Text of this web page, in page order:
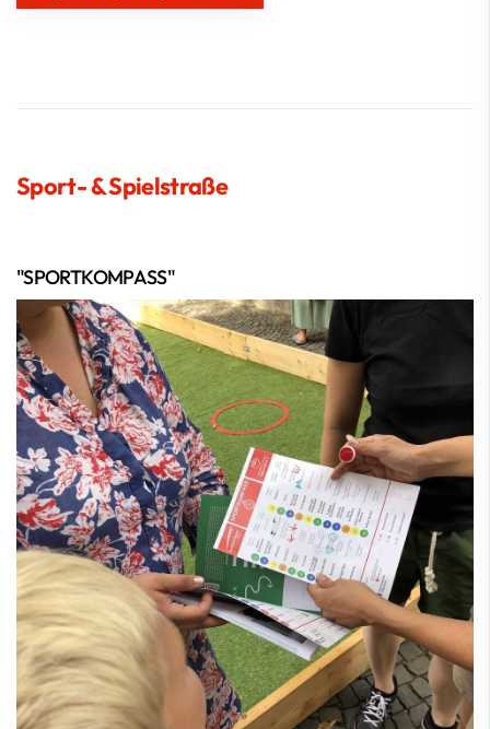
Sport- & Spielstraße
"SPORTKOMPASS"